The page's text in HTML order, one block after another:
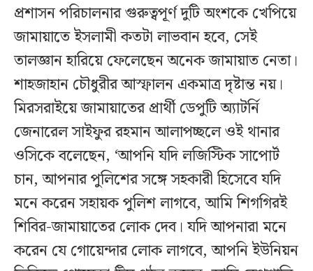
প্রশাসন পরিচালনার গুরুত্বপূর্ণ দুটি অংশকে খেপিয়ে
জামায়াতে ইসলামী কতটা লাভবান হবে, সেই
তালজ্ঞান হারিয়ে ফেলেছেন অনেক জামায়াত নেতা।
শাহজাহান চৌধুরীর আস্ফালন একমাত্র দৃষ্টান্ত নয়।
মিরসরাইয়ে জামায়াতের প্রার্থী ডেপুটি অ্যাটর্নি
জেনারেল সাইফুর রহমান আলাপচ্ছলে ওই থানার
ওসিকে বলেছেন, ‘আপনি যদি লজিস্টিক সাপোর্ট
চান, আপনার পুলিশের সঙ্গে সহকারী হিসেবে যদি
মনে করেন সহায়ক পুলিশ লাগবে, আমি শিগগিরই
শিবির-জামায়াতের লোক দেব। যদি আপনারা মনে
করেন যে গোয়েন্দার লোক লাগবে, আপনি ইউনিয়ন